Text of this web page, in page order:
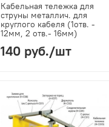
Кабельная тележка для
струны металлич. для
круглого кабеля (1отв. -
12мм, 2 отв.- 16мм)
140 руб./шт